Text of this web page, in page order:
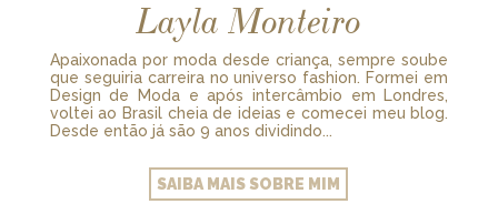
Layla Monteiro
Apaixonada por moda desde criança, sempre soube
que seguiria carreira no universo fashion. Formei em
Design de Moda e após intercâmbio em Londres,
voltei ao Brasil cheia de ideias e comecei meu blog.
Desde então já são 9 anos dividindo...
SAIBA MAIS SOBRE MIM